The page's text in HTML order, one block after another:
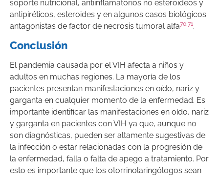
soporte nutricional, antiinflamatorios no esteroideos y
antipiréticos, esteroides y en algunos casos biológicos
antagonistas de factor de necrosis tumoral alfa70,71.
Conclusión
El pandemia causada por el VIH afecta a niños y
adultos en muchas regiones. La mayoría de los
pacientes presentan manifestaciones en oído, nariz y
garganta en cualquier momento de la enfermedad. Es
importante identificar las manifestaciones en oído, nariz
y garganta en pacientes con VIH ya que, aunque no
son diagnósticas, pueden ser altamente sugestivas de
la infección o estar relacionadas con la progresión de
la enfermedad, falla o falta de apego a tratamiento. Por
esto es importante que los otorrinolaringólogos sean